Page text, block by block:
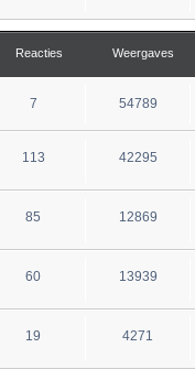
Reacties Weergaves
7 54789
113 42295
85 12869
60 13939
19 4271